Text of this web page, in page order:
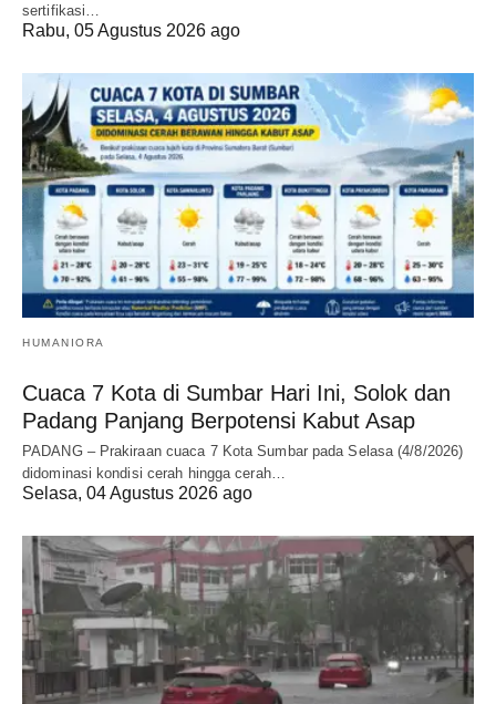
sertifikasi…
Rabu, 05 Agustus 2026 ago
HUMANIORA
Cuaca 7 Kota di Sumbar Hari Ini, Solok dan
Padang Panjang Berpotensi Kabut Asap
PADANG – Prakiraan cuaca 7 Kota Sumbar pada Selasa (4/8/2026)
didominasi kondisi cerah hingga cerah…
Selasa, 04 Agustus 2026 ago